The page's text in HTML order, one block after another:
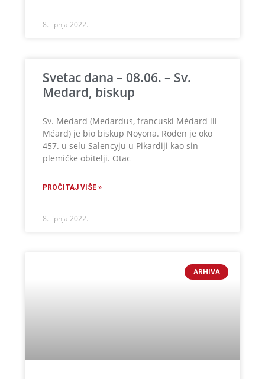
8. lipnja 2022.
Svetac dana – 08.06. – Sv.
Medard, biskup
Sv. Medard (Medardus, francuski Médard ili
Méard) je bio biskup Noyona. Rođen je oko
457. u selu Salencyju u Pikardiji kao sin
plemićke obitelji. Otac
PROČITAJ VIŠE »
8. lipnja 2022.
ARHIVA